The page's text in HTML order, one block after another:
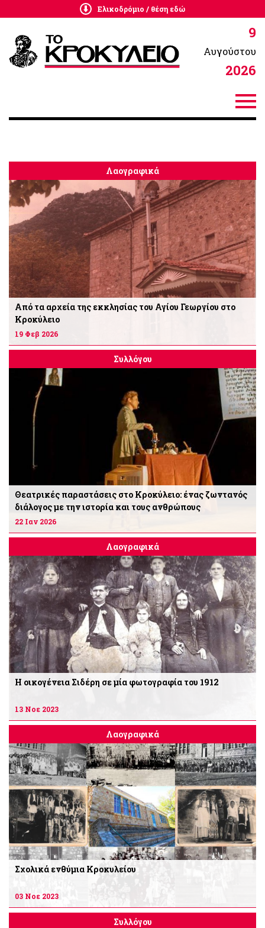
9
Αυγούστου
2026
Ελικοδρόμιο / θέση εδώ
Λαογραφικά
Από τα αρχεία της εκκλησίας του Αγίου Γεωργίου στο
Κροκύλειο
19 Φεβ 2026
Συλλόγου
Θεατρικές παραστάσεις στο Κροκύλειο: ένας ζωντανός
διάλογος με την ιστορία και τους ανθρώπους
22 Ιαν 2026
Λαογραφικά
Η οικογένεια Σιδέρη σε μία φωτογραφία του 1912
13 Νοε 2023
Λαογραφικά
Σχολικά ενθύμια Κροκυλείου
03 Νοε 2023
Συλλόγου